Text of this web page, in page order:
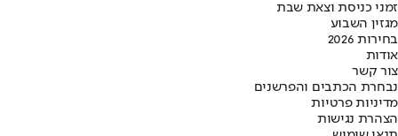
זמני כניסת וצאת שבת
מגזין השבוע
בחירות 2026
אודות
צור קשר
נבחרת הכתבים והפרשנים
מדיניות פרטיות
הצהרת נגישות